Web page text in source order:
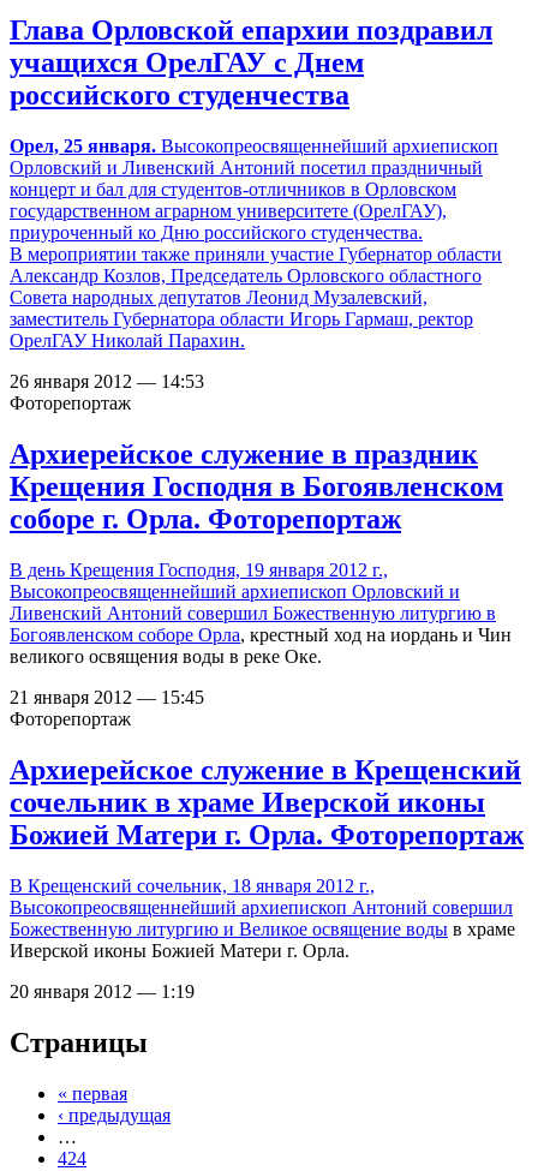
Глава Орловской епархии поздравил
учащихся ОрелГАУ с Днем
российского студенчества
Орел, 25 января. Высокопреосвященнейший архиепископ
Орловский и Ливенский Антоний посетил праздничный
концерт и бал для студентов-отличников в Орловском
государственном аграрном университете (ОрелГАУ),
приуроченный ко Дню российского студенчества.
В мероприятии также приняли участие Губернатор области
Александр Козлов, Председатель Орловского областного
Совета народных депутатов Леонид Музалевский,
заместитель Губернатора области Игорь Гармаш, ректор
ОрелГАУ Николай Парахин.
26 января 2012 — 14:53
Фоторепортаж
Архиерейское служение в праздник
Крещения Господня в Богоявленском
соборе г. Орла. Фоторепортаж
В день Крещения Господня, 19 января 2012 г.,
Высокопреосвященнейший архиепископ Орловский и
Ливенский Антоний совершил Божественную литургию в
Богоявленском соборе Орла, крестный ход на иордань и Чин
великого освящения воды в реке Оке.
21 января 2012 — 15:45
Фоторепортаж
Архиерейское служение в Крещенский
сочельник в храме Иверской иконы
Божией Матери г. Орла. Фоторепортаж
В Крещенский сочельник, 18 января 2012 г.,
Высокопреосвященнейший архиепископ Антоний совершил
Божественную литургию и Великое освящение воды в храме
Иверской иконы Божией Матери г. Орла.
20 января 2012 — 1:19
Страницы
« первая
‹ предыдущая
…
424